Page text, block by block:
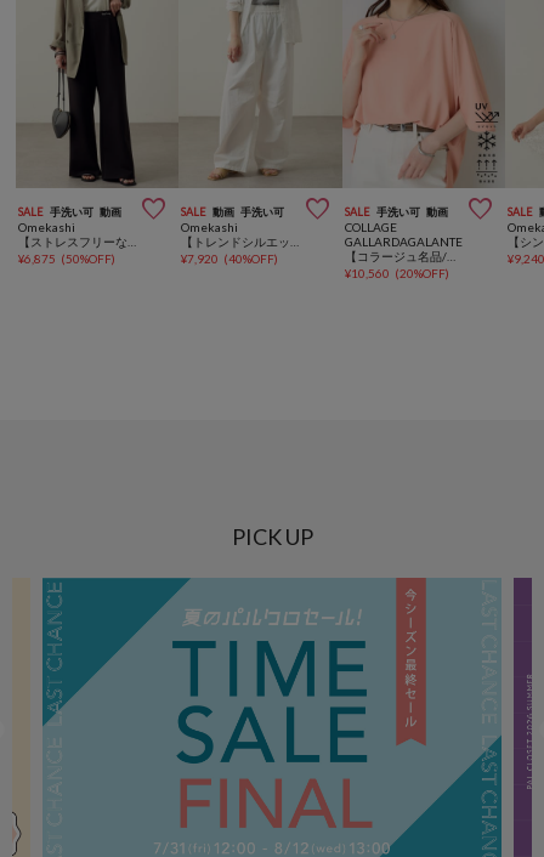
SALE 手洗い可 動画 
Omekashi
¥6,875 (50%OFF)
SALE 動画 手洗い可 
Omekashi
¥7,920 (40%OFF)
SALE 手洗い可 動画 
COLLAGE
GALLARDAGALANTE
【コラージュ名品/接触冷感】【体型カバー】ドルマンジャージスクエアプルオーバー
¥10,560 (20%OFF)
SALE
¥
PICK UP